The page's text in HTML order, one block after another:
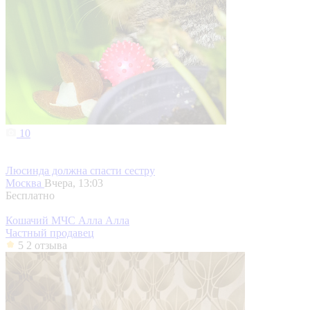
10
Люсинда должна спасти сестру
Москва Вчера, 13:03
Бесплатно
Кошачий МЧС Алла Алла
Частный продавец
5 2 отзыва